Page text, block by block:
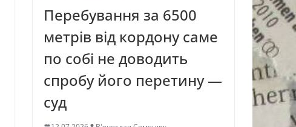
Перебування за 6500
метрів від кордону саме
по собі не доводить
спробу його перетину —
суд